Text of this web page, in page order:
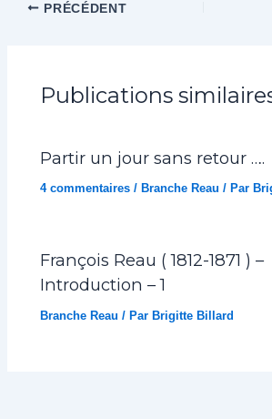
PRÉCÉDENT
Publications
Partir un jour sans retour ….
4 commentaires / Branche Reau / Par
François Reau ( 1812-1871 ) –
Introduction – 1
Branche Reau / ParBrigitte Billard